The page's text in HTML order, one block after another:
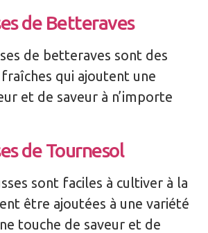
de Betteraves
de betteraves sont des
qui ajoutent une
et de saveur à n’importe
de Tournesol
sont faciles à cultiver à la
être ajoutées à une variété
touche de saveur et de